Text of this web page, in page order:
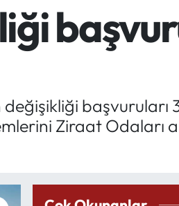
13.703
başvuruları
Ziraat Odaları